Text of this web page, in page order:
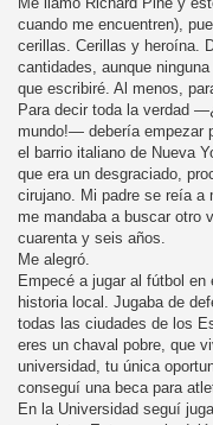
cuando me encuentren),
cerillas. Cerillas y heroína.
cantidades, aunque
que escribiré. Al menos,
Para decir toda la verdad
mundo!— debería empezar
el barrio italiano de Nueva
que era un desgraciado,
cirujano. Mi padre se reía a
me mandaba a buscar otro
cuarenta y seis años.
Me alegró.
Empecé a jugar al fútbol
historia local. Jugaba de
todas las ciudades de los
eres un chaval pobre, que
universidad, tu única
conseguí una beca para
En la Universidad seguí